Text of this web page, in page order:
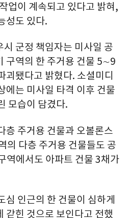
업이 계속되고 있다고 밝혀,
성도 있다.
군정 책임자는 미사일 공
구역의 한 주거용 건물 5∼9
괴됐다고 밝혔다. 소셜미디
에는 미사일 타격 이후 건물
모습이 담겼다.
층 주거용 건물과 오볼론스
의 다층 주거용 건물들도 공
역에서도 아파트 건물 3채가
심 인근의 한 건물이 심하게
갇힌 것으로 보인다고 전했